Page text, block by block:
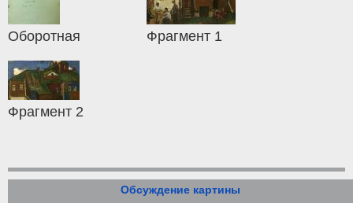
Оборотная Фрагмент 1
Фрагмент 2
Обсуждение картины